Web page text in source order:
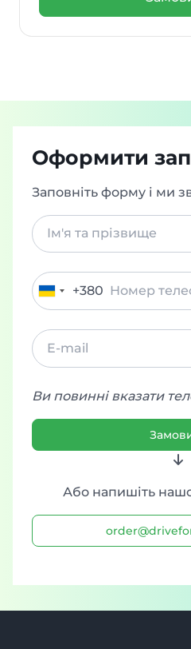
Оформити
Заповніть форму і ми
Ukraine
+380
+380
Ви повинні вказати
Або напишіть